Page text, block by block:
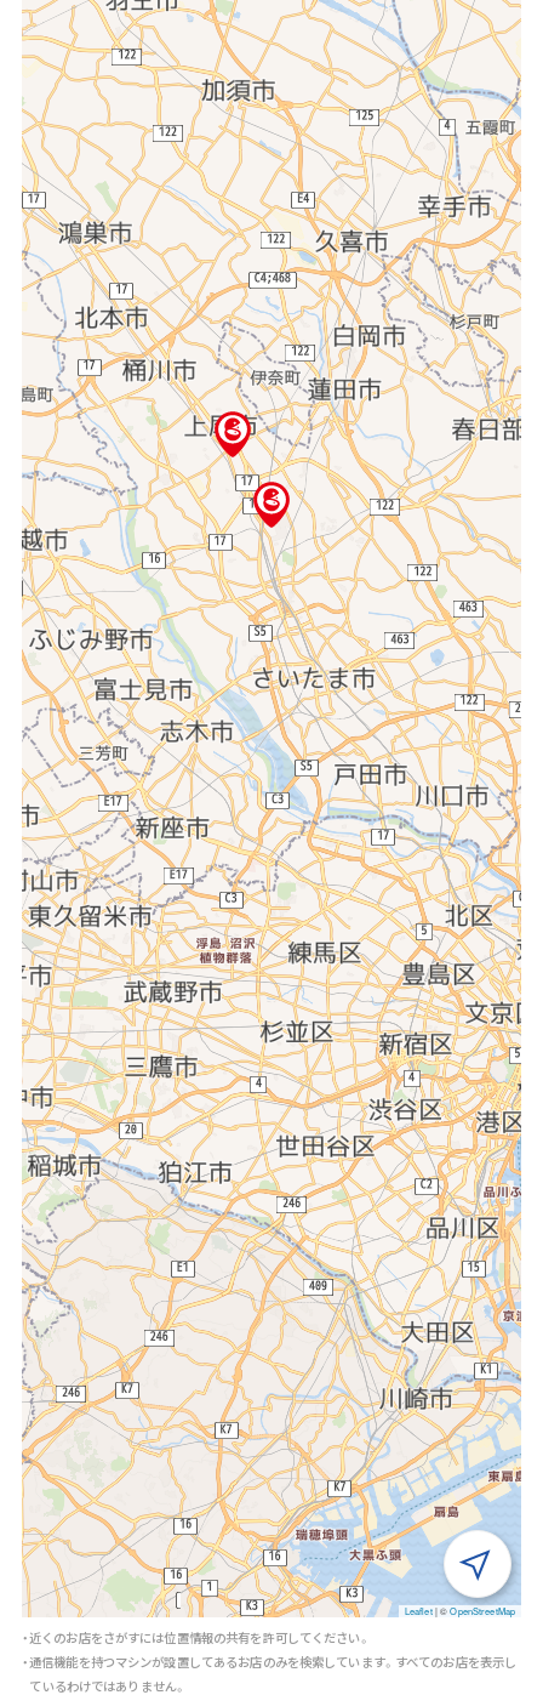
Leaflet |©OpenStreetMap
・近くのお店をさがすには位置情報の共有を許可してください。
・通信機能を持つマシンが設置してあるお店のみを検索しています。すべてのお店を表示し
ているわけではありません。